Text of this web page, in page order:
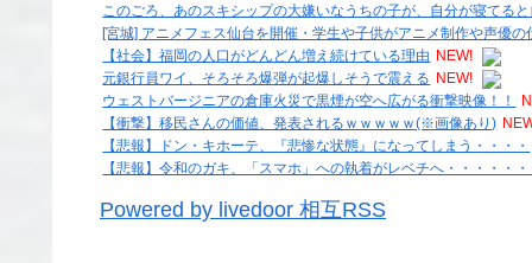
このごろ、あのスキシップの大嫌いなうちの子が、自分が寝てる
[宮城] アニメフェス仙台を開催・学生や子供がアニメ制作や声優の
【社会】福岡の人口がどんどん増え続けている理由 NEW!
元銀行員ワイ、そろそろ爆弾が起爆しそうで震える NEW!
ウェストバージニアの倉庫火災で黒煙が空へ広がる衝撃映像！！
【衝撃】移民さんの価値、発表されるｗｗｗｗｗ(※画像あり)
【悲報】ドン・キホーテ、『悲惨な状態』になってしまう・・・・
【悲報】令和のガキ、「スマホ」への執着がレベチへ・・・・・
Powered by livedoor 相互RSS